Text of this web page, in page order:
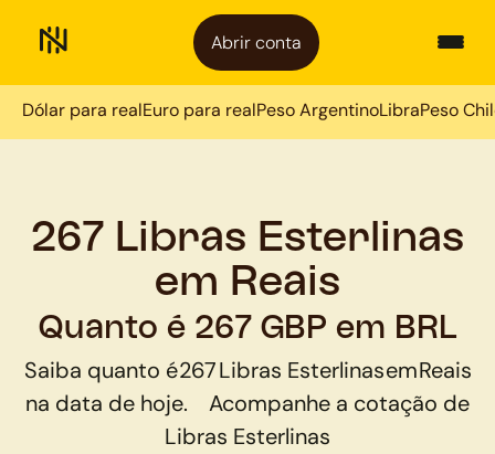
Abrir conta
Dólar para realEuro para realPeso ArgentinoLibraPeso
267 Libras Esterlinas
em Reais
Quanto é 267 GBP em BRL
Saiba quanto é267Libras EsterlinasemReais
na data de hoje.
Acompanhe a cotação de
Libras Esterlinas